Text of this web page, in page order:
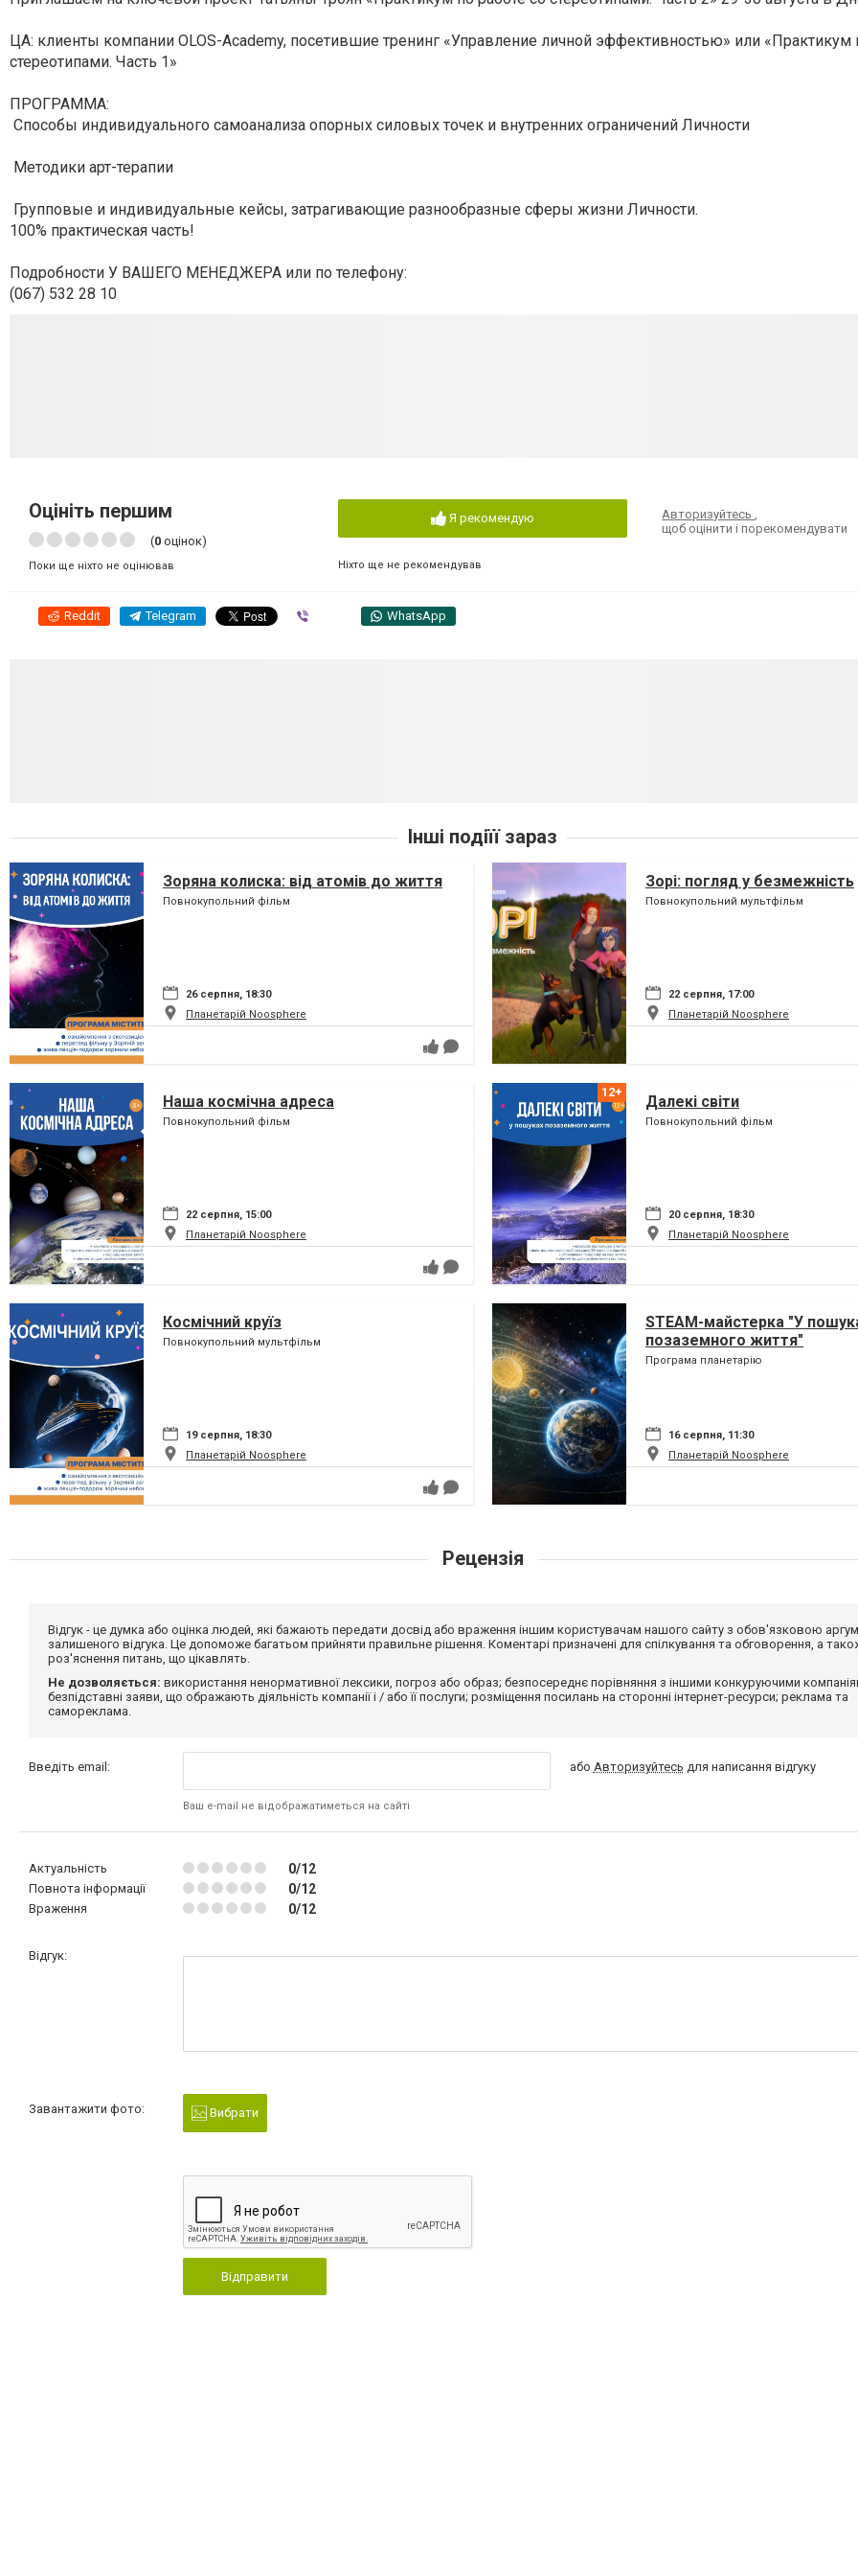
ЦА: клиенты компании OLOS-Academy, посетившие тренинг «Управление личной эффективностью» или «Практикум
стереотипами. Часть 1»
ПРОГРАММА:
Способы индивидуального самоанализа опорных силовых точек и внутренних ограничений Личности
Методики арт-терапии
Групповые и индивидуальные кейсы, затрагивающие разнообразные сферы жизни Личности.
100% практическая часть!
Подробности У ВАШЕГО МЕНЕДЖЕРА или по телефону:
(067) 532 28 10
Оцініть першим
(0 оцінок)
Поки ще ніхто не оцінював
Я рекомендую
Ніхто ще не рекомендував
Авторизуйтесь
щоб оцінити і порекомендувати
Reddit Telegram WhatsApp
Інші подіїї зараз
Зоряна колиска: від атомів до життя
Повнокупольний фільм
26 серпня, 18:30
Планетарій Noosphere
Зорі: погляд у безмежність
Повнокупольний мультфільм
22 серпня, 17:00
Планетарій Noosphere
Наша космічна адреса
Повнокупольний фільм
22 серпня, 15:00
Планетарій Noosphere
Далекі світи
Повнокупольний фільм
20 серпня, 18:30
Планетарій Noosphere
Космічний круїз
Повнокупольний мультфільм
19 серпня, 18:30
Планетарій Noosphere
STEAM-майстерка "У
позаземного життя"
Програма планетарію
16 серпня, 11:30
Планетарій Noosphere
Рецензія
Відгук - це думка або оцінка людей, які бажають передати досвід або враження іншим користувачам нашого сайту з обов'язковою
залишеного відгука. Це допоможе багатьом прийняти правильне рішення. Коментарі призначені для спілкування та обговорення, а
роз'яснення питань, що цікавлять.
Не дозволяється: використання ненормативної лексики, погроз або образ; безпосереднє порівняння з іншими конкуруючими
безпідставні заяви, що ображають діяльність компанії і / або її послуги; розміщення посилань на сторонні інтернет-ресурси; реклама та
самореклама.
Введіть email:
Ваш e-mail не відображатиметься на сайті
або Авторизуйтесь для написання відгуку
Актуальність 0/12
Повнота інформації 0/12
Враження 0/12
Відгук:
Завантажити фото: Вибрати
Відправити